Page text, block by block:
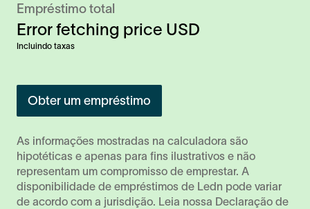
Empréstimo total
Error fetching price USD
Incluindo taxas
Obter um empréstimo
As informações mostradas na calculadora são
hipotéticas e apenas para fins ilustrativos e não
representam um compromisso de emprestar. A
disponibilidade de empréstimos de Ledn pode variar
de acordo com a jurisdição. Leia nossa Declaração de